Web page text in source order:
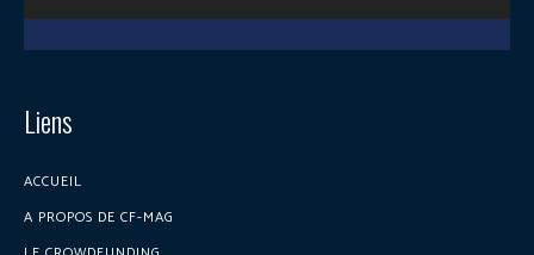
Liens
ACCUEIL
A PROPOS DE CF-MAG